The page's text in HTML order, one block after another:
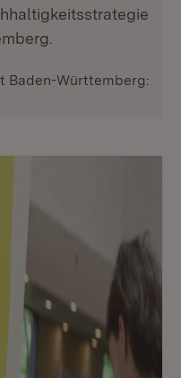
Baden-Württemberg: